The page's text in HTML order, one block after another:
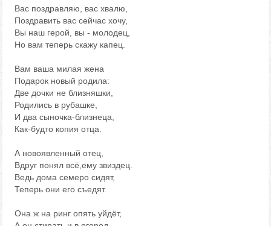
Вас поздравляю, вас хвалю,
Поздравить вас сейчас хочу,
Вы наш герой, вы - молодец,
Но вам теперь скажу капец.
Вам ваша милая жена
Подарок новый родила:
Две дочки не близняшки,
Родились в рубашке,
И два сыночка-близнеца,
Как-будто копия отца.
А новоявленный отец,
Вдруг понял всё,ему звиздец.
Ведь дома семеро сидят,
Теперь они его съедят.
Она ж на ринг опять уйдёт,